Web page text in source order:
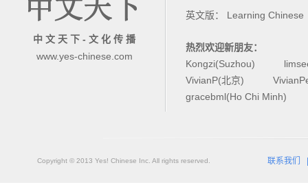
中 文 天 下 - 文 化 传 播
www.yes-chinese.com
英文版： Learning Chinese
热烈欢迎新朋友：
Kongzi(Suzhou)
VivianP(北京)
gracebml(Ho Chi Minh)
Copyright © 2013 Yes! Chinese Inc. All rights reserved. 联系我们